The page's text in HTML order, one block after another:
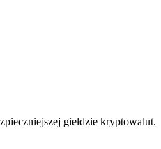
giełdzie kryptowalut.